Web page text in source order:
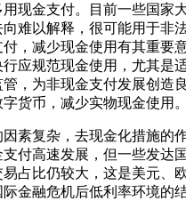
现金支付。目前一些国家
难以解释，很可能用于非法
，减少现金使用有其重要
应规范现金使用，尤其是
，为非现金支付发展创造
货币，减少实物现金使用。
复杂，去现金化措施的
付高速发展，但一些发达
占比仍较大，这是美元、
金融危机后低利率环境的